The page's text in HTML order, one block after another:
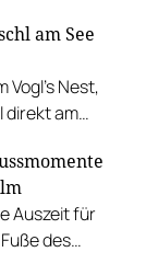
irgendwie
am See
Nest,
direkt am
Auszeit für
des